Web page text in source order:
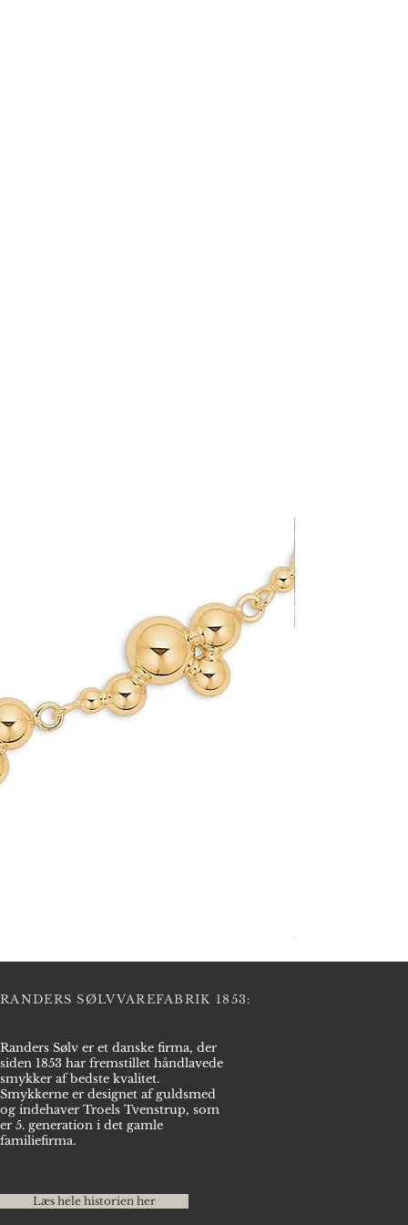
RANDERS SØLVVAREFABRIK 1853:
Randers Sølv er et danske firma, der
siden 1853 har fremstillet håndlavede
smykker af bedste kvalitet.
Smykkerne er designet af guldsmed
og indehaver Troels Tvenstrup, som
er 5. generation i det gamle
familiefirma.
Læs hele historien her